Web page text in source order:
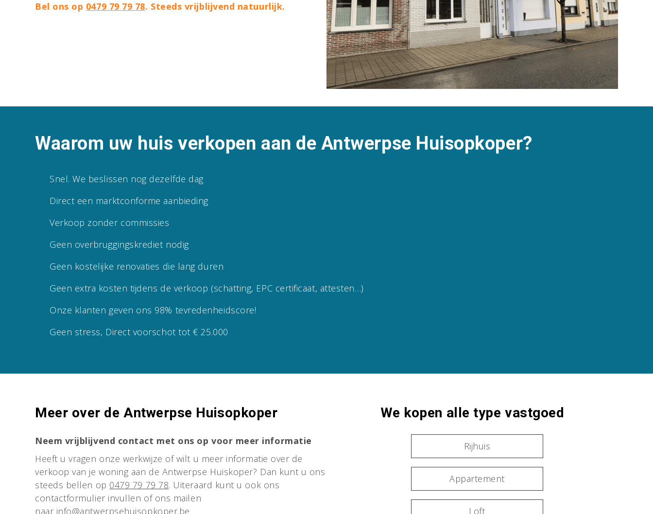
Bel ons op 0479 79 79 78. Steeds vrijblijvend natuurlijk.
Waarom uw huis verkopen aan de Antwerpse Huisopkoper?
Snel. We beslissen nog dezelfde dag
Direct een marktconforme aanbieding
Verkoop zonder commissies
Geen overbruggingskrediet nodig
Geen kostelijke renovaties die lang duren
Geen extra kosten tijdens de verkoop (schatting, EPC certificaat, attesten…)
Onze klanten geven ons 98% tevredenheidscore!
Geen stress, Direct voorschot tot € 25.000
Meer over de Antwerpse Huisopkoper
Neem vrijblijvend contact met ons op voor meer informatie
Heeft u vragen onze werkwijze of wilt u meer informatie over de
verkoop van je woning aan de Antwerpse Huiskoper? Dan kunt u ons
steeds bellen op 0479 79 79 78. Uiteraard kunt u ook ons
contactformulier invullen of ons mailen
naar info@antwerpsehuisopkoper.be
We kopen alle type vastgoed
Rijhuis
Appartement
Loft